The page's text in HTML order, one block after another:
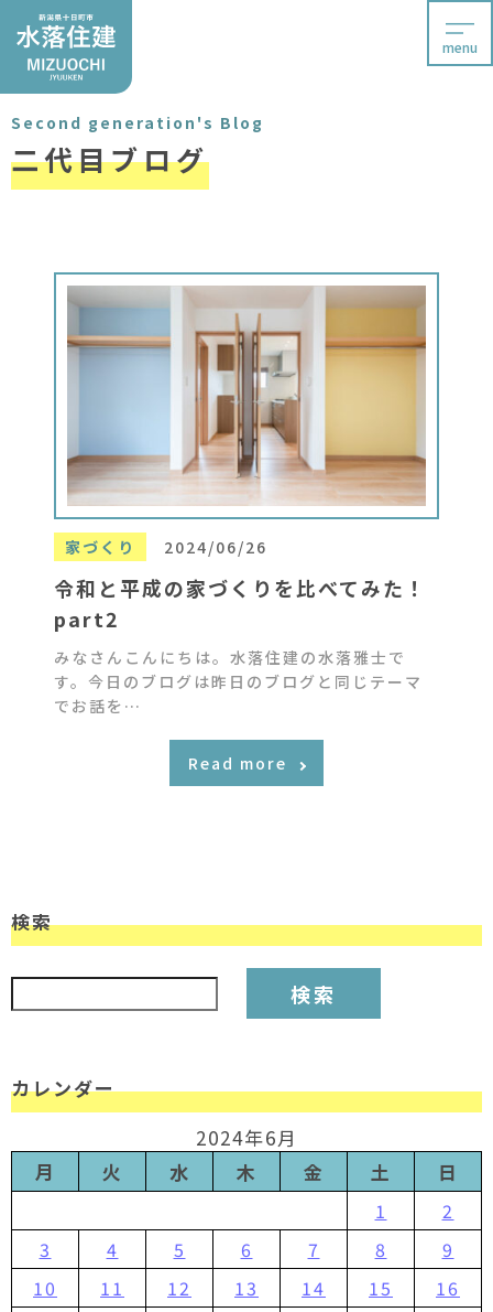
menu
Second generation's Blog
二代目ブログ
家づくり 2024/06/26
令和と平成の家づくりを比べてみた！
part2
みなさんこんにちは。水落住建の水落雅士で
す。今日のブログは昨日のブログと同じテーマ
でお話を…
Read more
検索
検索:
カレンダー
2024年6月
月
火 水 木 金 土 日
1
2
3
4 5 6 7 8
9
10
11 12 13 14 15
16